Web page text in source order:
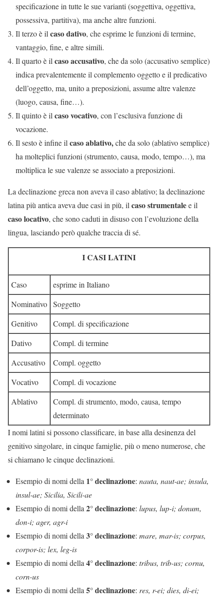
specificazione in tutte le sue varianti (soggettiva, oggettiva,
possessiva, partitiva), ma anche altre funzioni.
Il terzo è il caso dativo, che esprime le funzioni di termine,
vantaggio, fine, e altre simili.
Il quarto è il caso accusativo, che da solo (accusativo semplice)
indica prevalentemente il complemento oggetto e il predicativo
dell’oggetto, ma, unito a preposizioni, assume altre valenze
(luogo, causa, fine…).
Il quinto è il caso vocativo, con l’esclusiva funzione di
vocazione.
Il sesto è infine il caso ablativo,che da solo (ablativo semplice)
ha molteplici funzioni (strumento, causa, modo, tempo…), ma
moltiplica le sue valenze se associato a preposizioni.
La declinazione greca non aveva il caso ablativo; la declinazione
latina più antica aveva due casi in più, il caso strumentalee il
caso locativo, che sono caduti in disuso con l’evoluzione della
lingua, lasciando però qualche traccia di sé.
I CASI LATINI
Caso
esprime in Italiano
Nominativo Soggetto
Genitivo
Compl. di specificazione
Dativo
Compl. di termine
Accusativo
Compl. oggetto
Vocativo
Compl. di vocazione
Ablativo
Compl. di strumento, modo, causa, tempo
determinato
I nomi latini si possono classificare, in base alla desinenza del
genitivo singolare, in cinque famiglie, più o meno numerose, che
si chiamano le cinque declinazioni.
Esempio di nomi della 1° declinazione: nauta, naut-ae; insula,
insul-ae; Sicilia, Sicili-ae
Esempio di nomi della 2° declinazione: lupus, lup-i; donum,
don-i; ager, agr-i
Esempio di nomi della 3° declinazione: mare, mar-is; corpus,
corpor-is; lex, leg-is
Esempio di nomi della 4° declinazione: tribus, trib-us; cornu,
corn-us
Esempio di nomi della 5° declinazione: res, r-ei; dies, di-ei;